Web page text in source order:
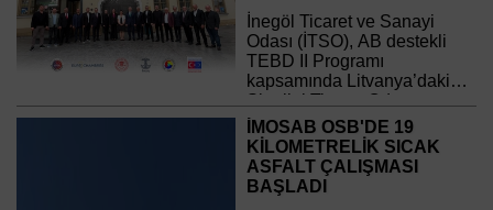
İnegöl Ticaret ve Sanayi
Odası (İTSO), AB destekli
TEBD II Programı
kapsamında Litvanya’daki
Siauliai Ticaret Odası
ortaklığıyla yürüttüğü “Dijital
Bağlantı” projesi
çerçevesinde Litvanya’da
kapsamlı bir program
gerçekleştirdi.
İMOSAB OSB'DE 19
KİLOMETRELİK SICAK
ASFALT ÇALIŞMASI
BAŞLADI